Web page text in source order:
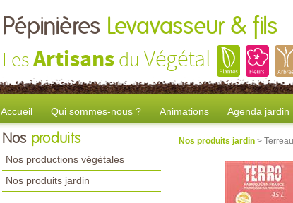
Pépinières Levavasseur & fils
LesArtisans du Végétal
Accueil Qui sommes-nous ? Animations Agenda jardin
Nos produits
Nos productions végétales
Nos produits jardin
Nos produits jardin >